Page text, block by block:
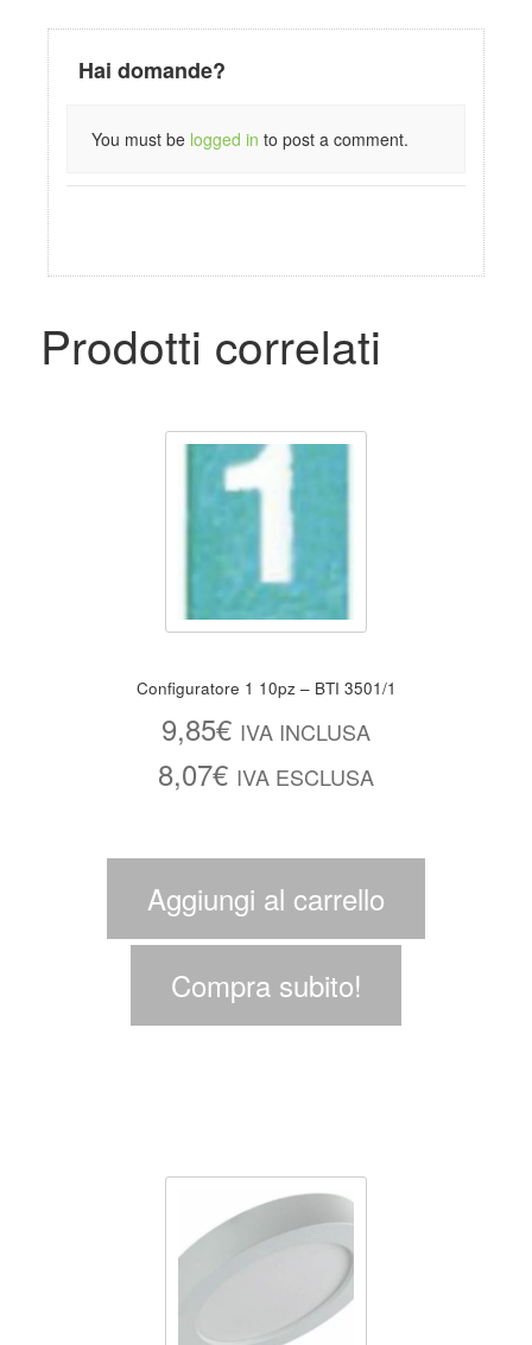
Hai domande?
You must be logged in to post a comment.
Prodotti correlati
Configuratore 1 10pz – BTI 3501/1
9,85€ IVA INCLUSA
8,07€ IVA ESCLUSA
Aggiungi al carrello
Compra subito!